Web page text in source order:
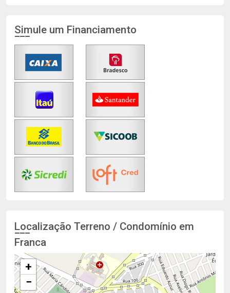
Simule um Financiamento
Localização Terreno / Condomínio em
Franca
+
−